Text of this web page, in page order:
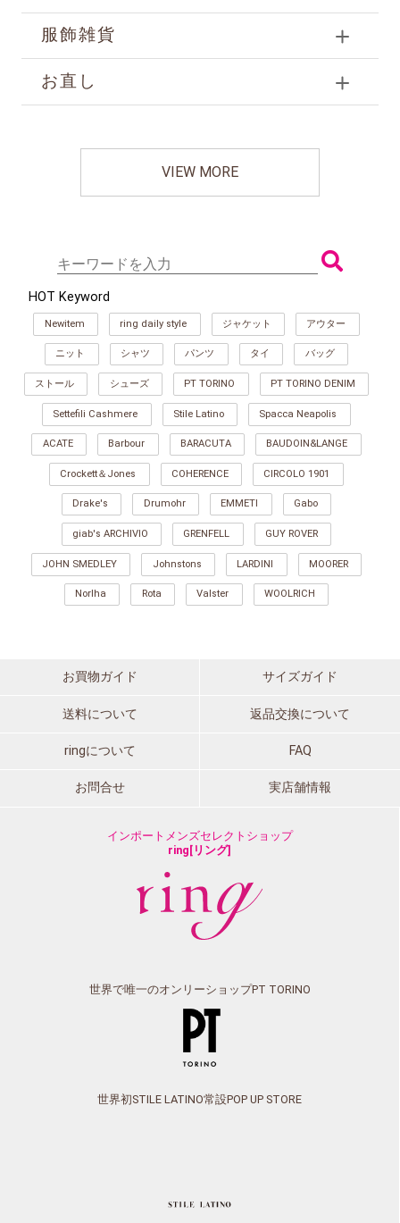
服飾雑貨
お直し
VIEW MORE
HOT Keyword
Newitem ring daily style ジャケット アウター
ニット シャツ パンツ タイ バッグ
ストール シューズ PT TORINO PT TORINO DENIM
Settefili Cashmere Stile Latino Spacca Neapolis
ACATE Barbour BARACUTA BAUDOIN&LANGE
Crockett＆Jones COHERENCE CIRCOLO 1901
Drake's Drumohr EMMETI Gabo
giab's ARCHIVIO GRENFELL GUY ROVER
JOHN SMEDLEY Johnstons LARDINI MOORER
Norlha Rota Valster WOOLRICH